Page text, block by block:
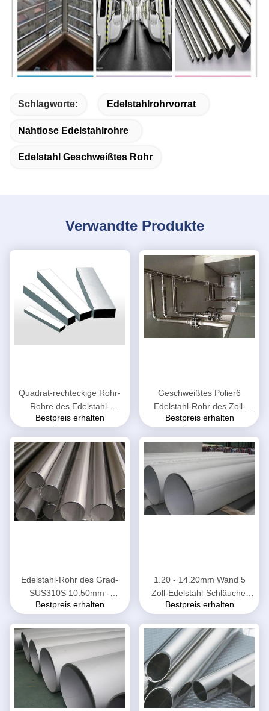
Schlagworte: Edelstahlrohrvorrat
Nahtlose Edelstahlrohre
Edelstahl Geschweißtes Rohr
Verwandte Produkte
Quadrat-rechteckige Rohr-
Rohre des Edelstahl-
304/316L/201/430/410
Bestpreis erhalten
Geschweißtes Polier6
Edelstahl-Rohr des Zoll-
ASME
Bestpreis erhalten
Edelstahl-Rohr des Grad-
SUS310S 10.50mm -
318.50mm äußerer
Bestpreis erhalten
1.20 - 14.20mm Wand 5
Zoll-Edelstahl-Schläuche,
rostfreies Rohr des
Bestpreis erhalten